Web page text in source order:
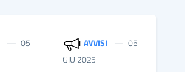
05
AVVISI
05
GIU 2025